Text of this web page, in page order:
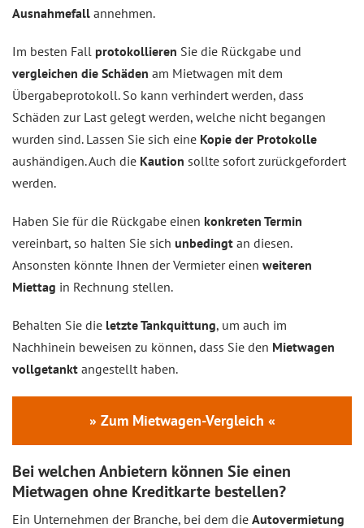
Ausnahmefall annehmen.
Im besten Fall protokollieren Sie die Rückgabe und
vergleichen die Schäden am Mietwagen mit dem
Übergabeprotokoll. So kann verhindert werden, dass
Schäden zur Last gelegt werden, welche nicht begangen
wurden sind. Lassen Sie sich eine Kopie der Protokolle
aushändigen. Auch die Kaution sollte sofort zurückgefordert
werden.
Haben Sie für die Rückgabe einen konkreten Termin
vereinbart, so halten Sie sich unbedingt an diesen.
Ansonsten könnte Ihnen der Vermieter einen weiteren
Miettag in Rechnung stellen.
Behalten Sie die letzte Tankquittung, um auch im
Nachhinein beweisen zu können, dass Sie den Mietwagen
vollgetankt angestellt haben.
» Zum Mietwagen-Vergleich «
Bei welchen Anbietern können Sie einen
Mietwagen ohne Kreditkarte bestellen?
Ein Unternehmen der Branche, bei dem die Autovermietung